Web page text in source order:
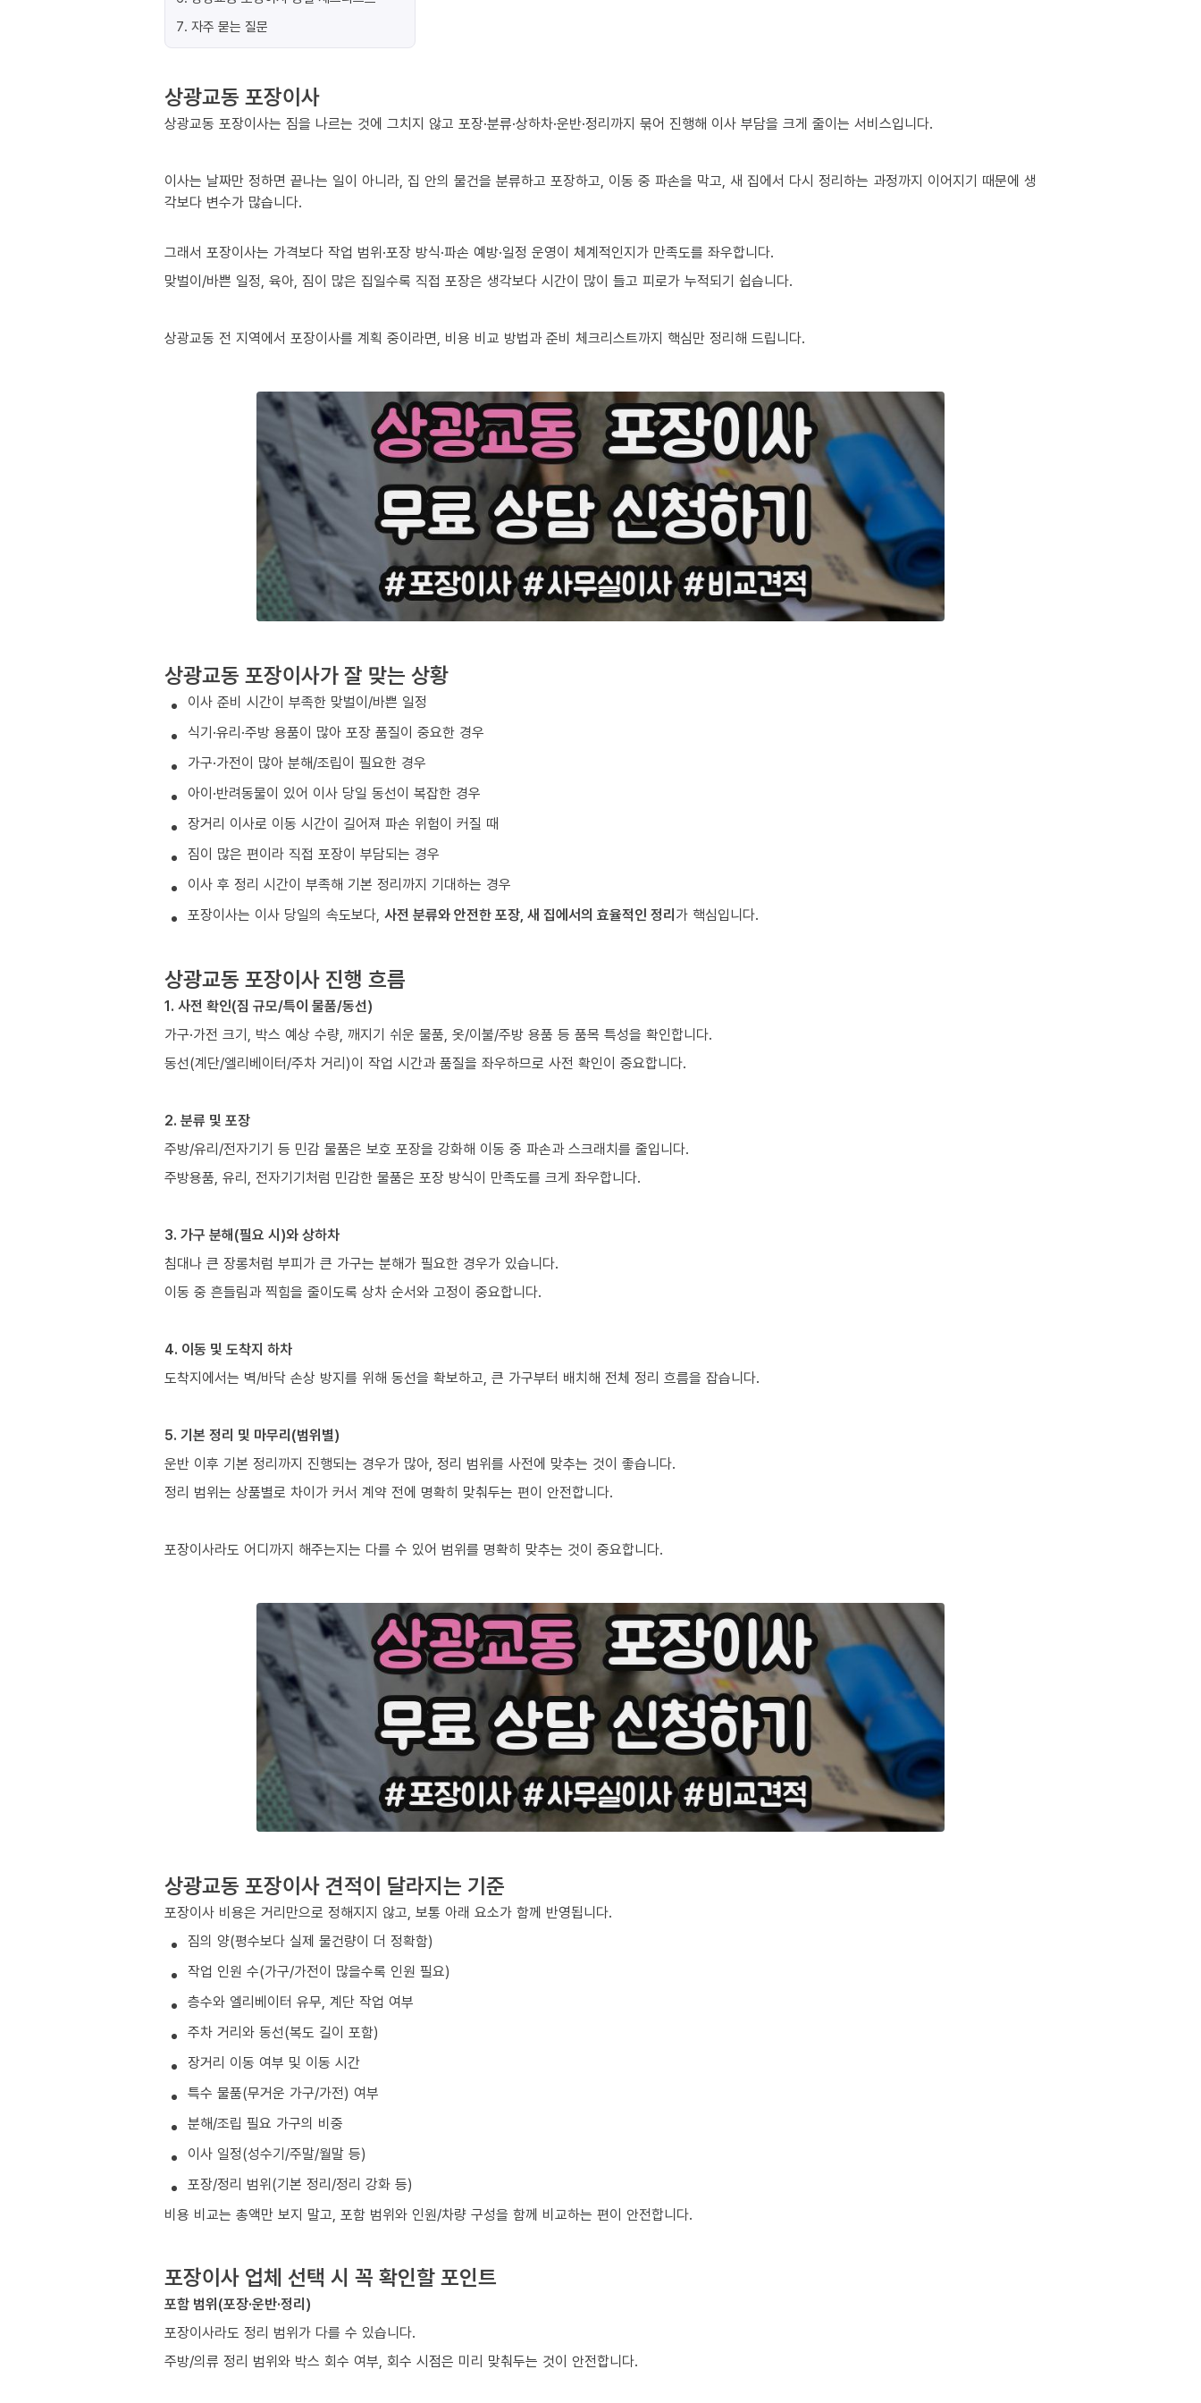
7. 자주 묻는 질문
상광교동 포장이사
상광교동 포장이사는 짐을 나르는 것에 그치지 않고 포장·분류·상하차·운반·정리까지 묶어 진행해 이사 부담을 크게 줄이는 서비스입니다.
이사는 날짜만 정하면 끝나는 일이 아니라, 집 안의 물건을 분류하고 포장하고, 이동 중 파손을 막고, 새 집에서 다시 정리하는 과정까지 이어지기 때문에 생
각보다 변수가 많습니다.
그래서 포장이사는 가격보다 작업 범위·포장 방식·파손 예방·일정 운영이 체계적인지가 만족도를 좌우합니다.
맞벌이/바쁜 일정, 육아, 짐이 많은 집일수록 직접 포장은 생각보다 시간이 많이 들고 피로가 누적되기 쉽습니다.
상광교동 전 지역에서 포장이사를 계획 중이라면, 비용 비교 방법과 준비 체크리스트까지 핵심만 정리해 드립니다.
상광교동 포장이사가 잘 맞는 상황
이사 준비 시간이 부족한 맞벌이/바쁜 일정
식기·유리·주방 용품이 많아 포장 품질이 중요한 경우
가구·가전이 많아 분해/조립이 필요한 경우
아이·반려동물이 있어 이사 당일 동선이 복잡한 경우
장거리 이사로 이동 시간이 길어져 파손 위험이 커질 때
짐이 많은 편이라 직접 포장이 부담되는 경우
이사 후 정리 시간이 부족해 기본 정리까지 기대하는 경우
포장이사는 이사 당일의 속도보다, 사전 분류와 안전한 포장, 새 집에서의 효율적인 정리가 핵심입니다.
상광교동 포장이사 진행 흐름
1. 사전 확인(짐 규모/특이 물품/동선)
가구·가전 크기, 박스 예상 수량, 깨지기 쉬운 물품, 옷/이불/주방 용품 등 품목 특성을 확인합니다.
동선(계단/엘리베이터/주차 거리)이 작업 시간과 품질을 좌우하므로 사전 확인이 중요합니다.
2. 분류 및 포장
주방/유리/전자기기 등 민감 물품은 보호 포장을 강화해 이동 중 파손과 스크래치를 줄입니다.
주방용품, 유리, 전자기기처럼 민감한 물품은 포장 방식이 만족도를 크게 좌우합니다.
3. 가구 분해(필요 시)와 상하차
침대나 큰 장롱처럼 부피가 큰 가구는 분해가 필요한 경우가 있습니다.
이동 중 흔들림과 찍힘을 줄이도록 상차 순서와 고정이 중요합니다.
4. 이동 및 도착지 하차
도착지에서는 벽/바닥 손상 방지를 위해 동선을 확보하고, 큰 가구부터 배치해 전체 정리 흐름을 잡습니다.
5. 기본 정리 및 마무리(범위별)
운반 이후 기본 정리까지 진행되는 경우가 많아, 정리 범위를 사전에 맞추는 것이 좋습니다.
정리 범위는 상품별로 차이가 커서 계약 전에 명확히 맞춰두는 편이 안전합니다.
포장이사라도 어디까지 해주는지는 다를 수 있어 범위를 명확히 맞추는 것이 중요합니다.
상광교동 포장이사 견적이 달라지는 기준
포장이사 비용은 거리만으로 정해지지 않고, 보통 아래 요소가 함께 반영됩니다.
짐의 양(평수보다 실제 물건량이 더 정확함)
작업 인원 수(가구/가전이 많을수록 인원 필요)
층수와 엘리베이터 유무, 계단 작업 여부
주차 거리와 동선(복도 길이 포함)
장거리 이동 여부 및 이동 시간
특수 물품(무거운 가구/가전) 여부
분해/조립 필요 가구의 비중
이사 일정(성수기/주말/월말 등)
포장/정리 범위(기본 정리/정리 강화 등)
비용 비교는 총액만 보지 말고, 포함 범위와 인원/차량 구성을 함께 비교하는 편이 안전합니다.
포장이사 업체 선택 시 꼭 확인할 포인트
포함 범위(포장·운반·정리)
포장이사라도 정리 범위가 다를 수 있습니다.
주방/의류 정리 범위와 박스 회수 여부, 회수 시점은 미리 맞춰두는 것이 안전합니다.